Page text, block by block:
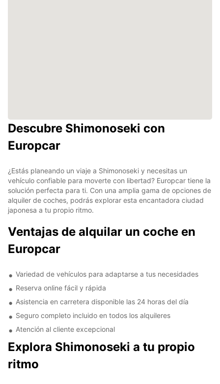
Descubre Shimonoseki con
Europcar
¿Estás planeando un viaje a Shimonoseki y necesitas un
vehículo confiable para moverte con libertad? Europcar tiene la
solución perfecta para ti. Con una amplia gama de opciones de
alquiler de coches, podrás explorar esta encantadora ciudad
japonesa a tu propio ritmo.
Ventajas de alquilar un coche en
Europcar
Variedad de vehículos para adaptarse a tus necesidades
Reserva online fácil y rápida
Asistencia en carretera disponible las 24 horas del día
Seguro completo incluido en todos los alquileres
Atención al cliente excepcional
Explora Shimonoseki a tu propio
ritmo